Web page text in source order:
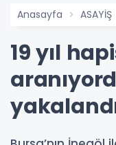
Anasayfa ASAYİŞ
19 yıl